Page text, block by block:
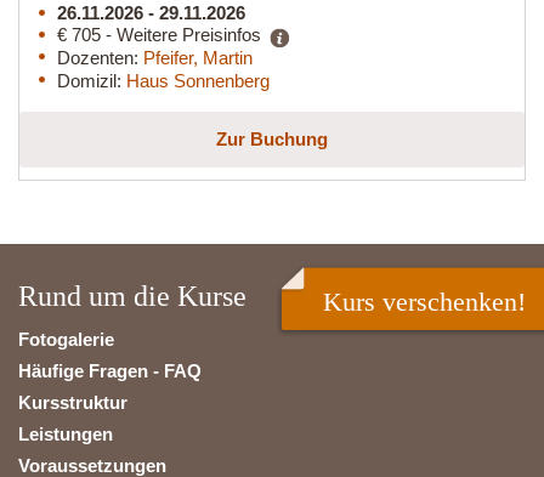
26.11.2026 - 29.11.2026
€ 705 - Weitere Preisinfos
Dozenten: Pfeifer, Martin
Domizil: Haus Sonnenberg
Zur Buchung
Rund um die Kurse
Fotogalerie
Häufige Fragen - FAQ
Kursstruktur
Leistungen
Voraussetzungen
Kurs verschenken!